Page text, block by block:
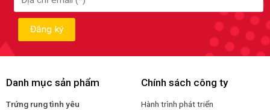
Danh mục sản phẩm
Trứng rung tình yêu
Chính sách công ty
Hành trình phát triển